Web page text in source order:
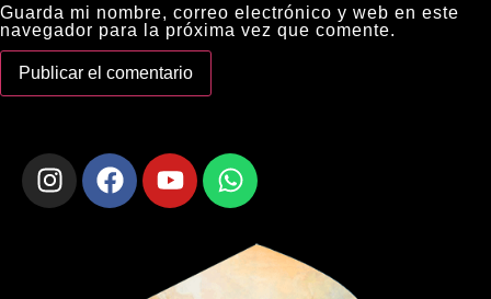
Guarda mi nombre, correo electrónico y web en este
navegador para la próxima vez que comente.